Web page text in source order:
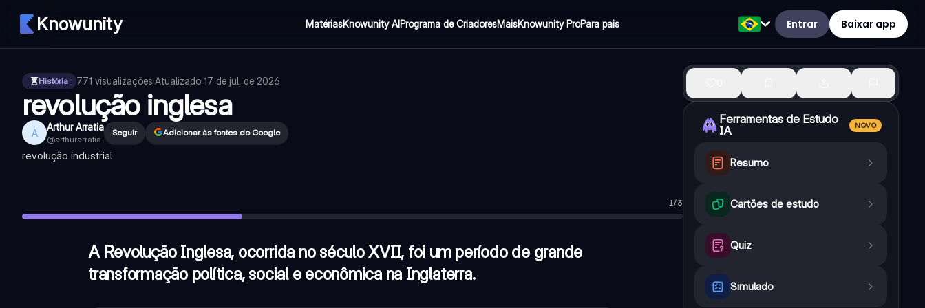
Knowunity MatériasKnowunity AIPrograma de CriadoresMaisKnowunity ProPara pais Entrar Baixar app
História 771 visualizações·Atualizado 17 de jul. de 2026
revolução inglesa
A Arthur Arratia
@arthurarratia
Seguir Adicionar às fontes do Google
revolução industrial
1/3
A Revolução Inglesa, ocorrida no século XVII, foi um período de grande
transformação política, social e econômica na Inglaterra.
Verdadeiro
Qual monarca inglês, filho de Jaime I, promoveu o absolutismo, gerando conflitos com o Parlamento?—Carlos I
Ferramentas de Estudo
IA
NOVO
Resumo
Cartões de estudo
Quiz
Simulado